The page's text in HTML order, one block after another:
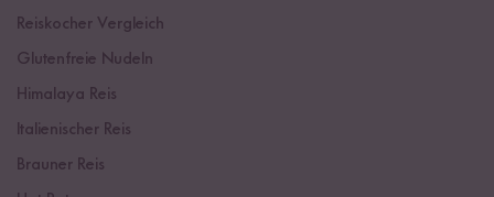
Reiskocher Vergleich
Glutenfreie Nudeln
Himalaya Reis
Italienischer Reis
Brauner Reis